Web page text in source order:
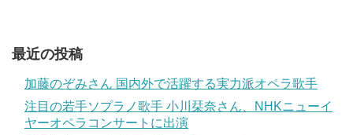
最近の投稿
加藤のぞみさん 国内外で活躍する実力派オペラ歌手
注目の若手ソプラノ歌手 小川栞奈さん、NHKニューイ
ヤーオペラコンサートに出演